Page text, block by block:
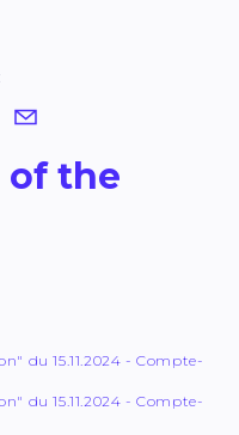
of the
du 15.11.2024 - Compte-
du 15.11.2024 - Compte-